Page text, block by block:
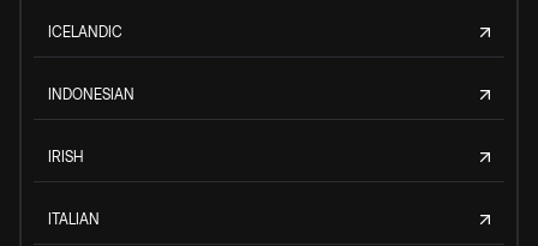
ICELANDIC
INDONESIAN
IRISH
ITALIAN